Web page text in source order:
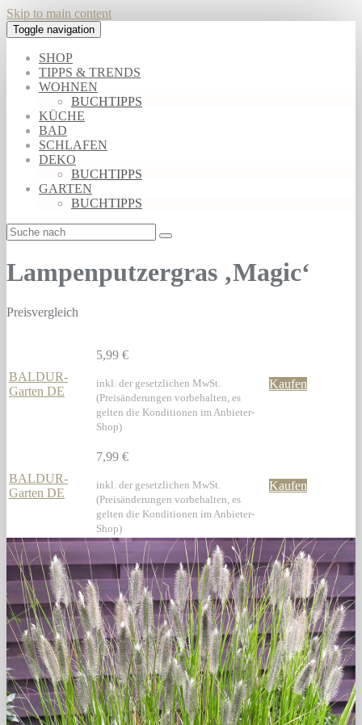
Skip to main content
Toggle navigation
SHOP
TIPPS & TRENDS
WOHNEN
BUCHTIPPS
KÜCHE
BAD
SCHLAFEN
DEKO
BUCHTIPPS
GARTEN
BUCHTIPPS
Lampenputzergras ‚Magic‘
Preisvergleich
BALDUR-
Garten DE
5,99 €
inkl. der gesetzlichen MwSt.
(Preisänderungen vorbehalten, es
gelten die Konditionen im Anbieter-
Shop)
Kaufen
BALDUR-
Garten DE
7,99 €
inkl. der gesetzlichen MwSt.
(Preisänderungen vorbehalten, es
gelten die Konditionen im Anbieter-
Shop)
Kaufen